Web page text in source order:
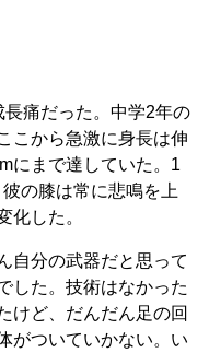
痛だった。中学2年の
こから急激に身長は伸
にまで達していた。1
の膝は常に悲鳴を上
化した。
自分の武器だと思って
した。技術はなかった
けど、だんだん足の回
がついていかない。い